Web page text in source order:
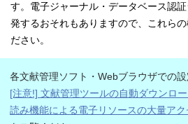
す。電子ジャーナル・データベース認
発するおそれもありますので、これら
ださい。
各文献管理ソフト・Webブラウザでの設
[注意!] 文献管理ツールの自動ダウンロ
読み機能による電子リソースの大量アク